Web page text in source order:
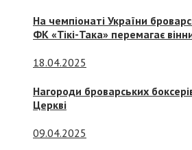
На чемпіонаті України
ФК «Тікі-Така» перемагає
18.04.2025
Нагороди броварських
Церкві
09.04.2025